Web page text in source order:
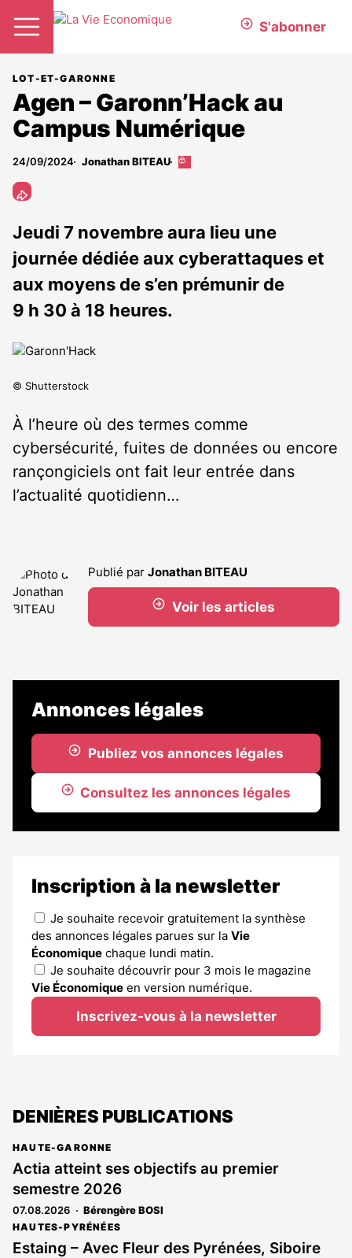
S'abonner
LOT-ET-GARONNE
Agen – Garonn’Hack au
Campus Numérique
24/09/2024 Jonathan BITEAU
Cet
abonnés
Jeudi 7 novembre aura lieu une
journée dédiée aux cyberattaques et
aux moyens de s’en prémunir de
9 h 30 à 18 heures.
© Shutterstock
À l’heure où des termes comme
cybersécurité, fuites de données ou encore
rançongiciels ont fait leur entrée dans
l’actualité quotidienn…
Publié par Jonathan BITEAU
Voir les articles
Annonces légales
Publiez vos annonces légales
Consultez les annonces légales
Inscription à la newsletter
Je souhaite recevoir gratuitement la synthèse
des annonces légales parues sur la Vie
Économique chaque lundi matin.
Je souhaite découvrir pour 3 mois le magazine
Vie Économique en version numérique.
Inscrivez-vous à la newsletter
DENIÈRES PUBLICATIONS
HAUTE-GARONNE
Actia atteint ses objectifs au premier
semestre 2026
07.08.2026 Bérengère BOSI
HAUTES-PYRÉNÉES
Estaing – Avec Fleur des Pyrénées, Siboire